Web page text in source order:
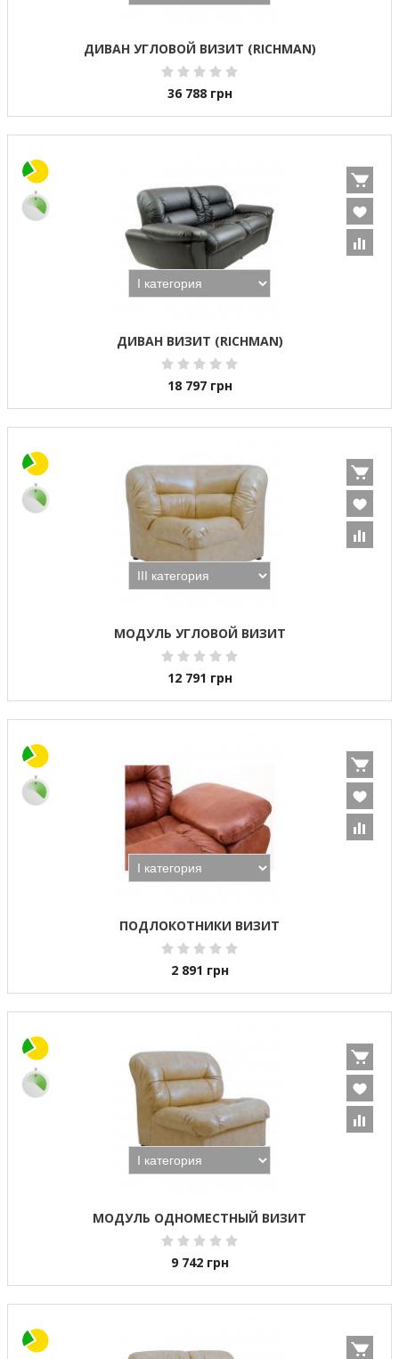
ДИВАН УГЛОВОЙ ВИЗИТ (RICHMAN)
36 788 грн
ДИВАН ВИЗИТ (RICHMAN)
18 797 грн
МОДУЛЬ УГЛОВОЙ ВИЗИТ
12 791 грн
ПОДЛОКОТНИКИ ВИЗИТ
2 891 грн
МОДУЛЬ ОДНОМЕСТНЫЙ ВИЗИТ
9 742 грн